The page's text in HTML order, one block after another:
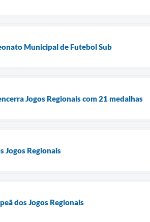
Municipal de Futebol Sub
Jogos Regionais com 21 medalhas
Jogos Regionais
dos Jogos Regionais